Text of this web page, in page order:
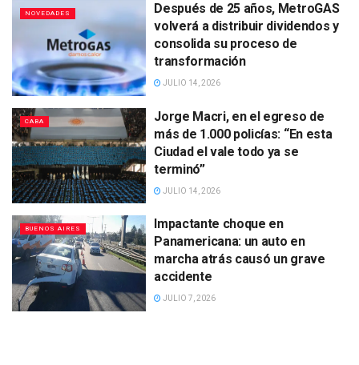
NOVEDADES
Después de 25 años, MetroGAS
volverá a distribuir dividendos y
consolida su proceso de
transformación
JULIO 14, 2026
CABA
Jorge Macri, en el egreso de
más de 1.000 policías: “En esta
Ciudad el vale todo ya se
terminó”
JULIO 14, 2026
BUENOS AIRES
Impactante choque en
Panamericana: un auto en
marcha atrás causó un grave
accidente
JULIO 7, 2026